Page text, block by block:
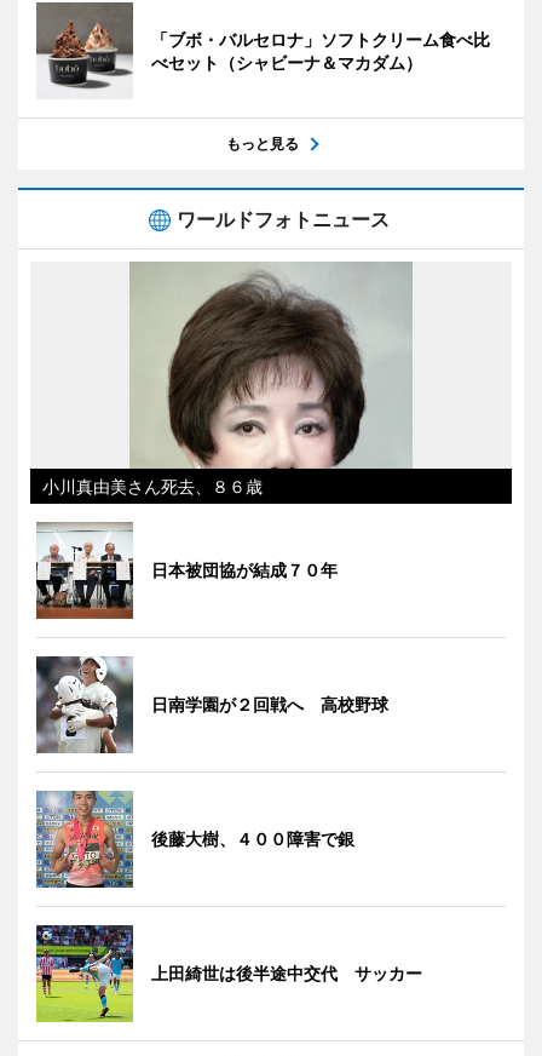
「ブボ・バルセロナ」ソフトクリーム食べ比
べセット（シャビーナ＆マカダム）
もっと見る
ワールドフォトニュース
小川真由美さん死去、８６歳
日本被団協が結成７０年
日南学園が２回戦へ 高校野球
後藤大樹、４００障害で銀
上田綺世は後半途中交代 サッカー